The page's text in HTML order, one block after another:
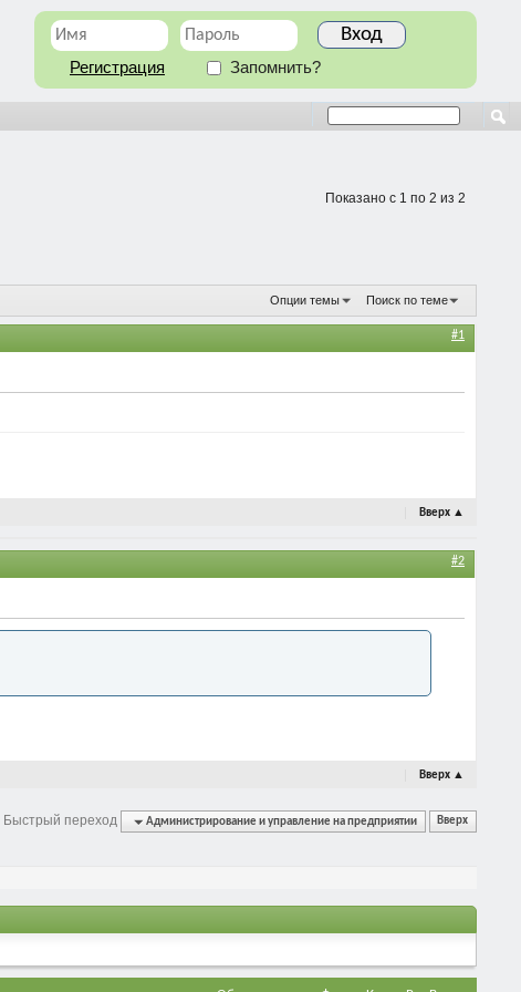
Регистрация Запомнить?
Показано с 1 по 2 из 2
Опции темы Поиск по теме
#1
Вверх ▲
#2
Вверх ▲
Быстрый переход Администрирование и управление на предприятии Вверх